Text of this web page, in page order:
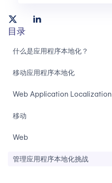
目录
什么是应用程序本地化？
移动应用程序本地化
Web Application Localization
移动
Web
管理应用程序本地化挑战